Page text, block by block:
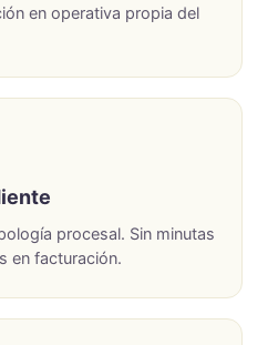
en operativa propia del
procesal. Sin minutas
en facturación.